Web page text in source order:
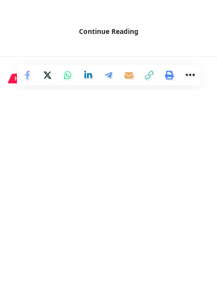
Facebook
Continue Reading
HISTORIA